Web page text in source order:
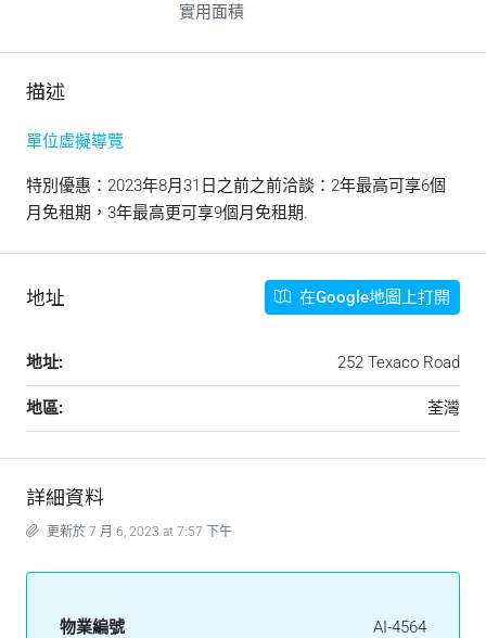
實用面積
描述
單位虛擬導覽
特別優惠：2023年8月31日之前之前洽談：2年最高可享6個
月免租期，3年最高更可享9個月免租期.
地址 在Google地圖上打開
地址: 252 Texaco Road
地區: 荃灣
詳細資料
更新於 7 月 6, 2023 at 7:57 下午
物業編號 AI-4564